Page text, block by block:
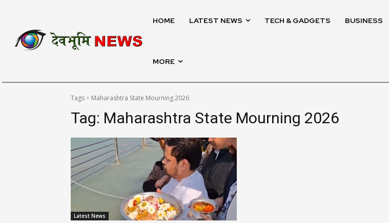
HOME LATEST NEWS TECH & GADGETS BUSINESS
MORE
Tags Maharashtra State Mourning 2026
Tag: Maharashtra State Mourning 2026
Latest News